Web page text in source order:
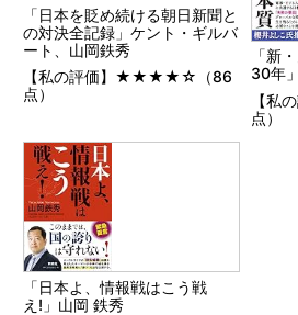
「日本を貶め続ける朝日新聞と
の対決全記録」ケント・ギルバ
ート、山岡鉄秀
【私の評価】★★★★☆（86
点）
「新
30年
【
点）
「日本よ、情報戦はこう戦
え!」山岡 鉄秀